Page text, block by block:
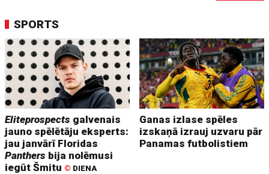
SPORTS
Eliteprospects galvenais
jauno spēlētāju eksperts:
jau janvārī Floridas
Panthers bija nolēmusi
iegūt Šmitu © DIENA
Ganas izlase spēles
izskaņā izrauj uzvaru pār
Panamas futbolistiem